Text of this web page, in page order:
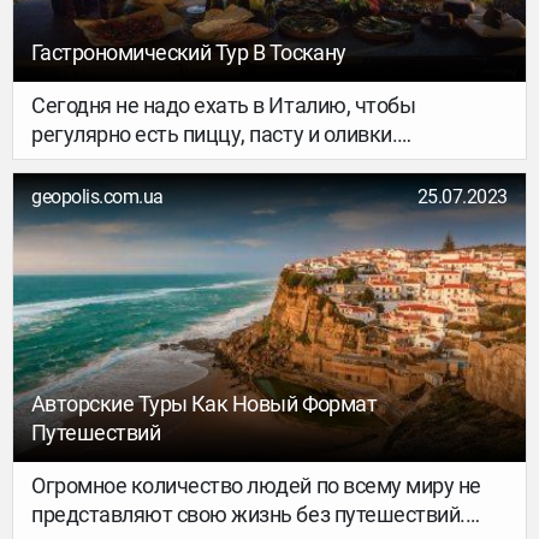
Гастрономический Тур В Тоскану
Сегодня не надо ехать в Италию, чтобы
регулярно есть пиццу, пасту и оливки.
Итальянское вино и морепродукты можно
купить в любом супермаркете. Но не только
этим знаменита итальянская кухня.
geopolis.com.ua 25.07.2023
Авторские Туры Как Новый Формат
Путешествий
Огромное количество людей по всему миру не
представляют свою жизнь без путешествий.